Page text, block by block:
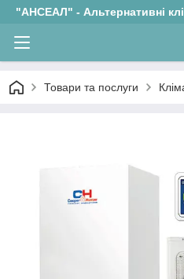
"АНСЕАЛ" - Альтернативні
Товари та послуги